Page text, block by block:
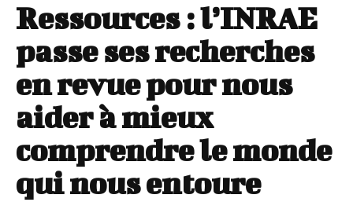
Ressources : l’INRAE
passe ses recherches
en revue pour nous
aider à mieux
comprendre le monde
qui nous entoure